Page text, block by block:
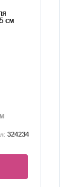
324234